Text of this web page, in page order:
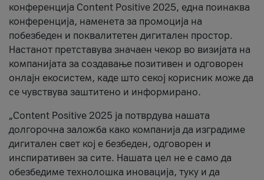
конференција Content Positive 2025, една поинаква
конференција, наменета за промоција на
побезбеден и поквалитетен дигитален простор.
Настанот претставува значаен чекор во визијата на
компанијата за создавање позитивен и одговорен
онлајн екосистем, каде што секој корисник може да
се чувствува заштитено и информирано.
„Content Positive 2025 ја потврдува нашата
долгорочна заложба како компанија да изградиме
дигитален свет кој е безбеден, одговорен и
инспиративен за сите. Нашата цел не е само да
обезбедиме технолошка иновација, туку и да